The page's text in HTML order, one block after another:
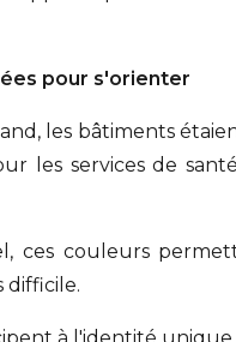
pour s'orienter
les bâtiments
les services de
ces couleurs
difficile.